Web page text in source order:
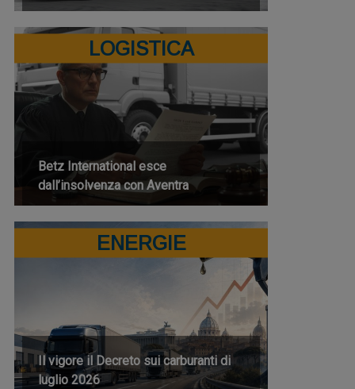
LOGISTICA
Betz International esce
dall’insolvenza con Aventra
ENERGIE
Il vigore il Decreto sui carburanti di
luglio 2026